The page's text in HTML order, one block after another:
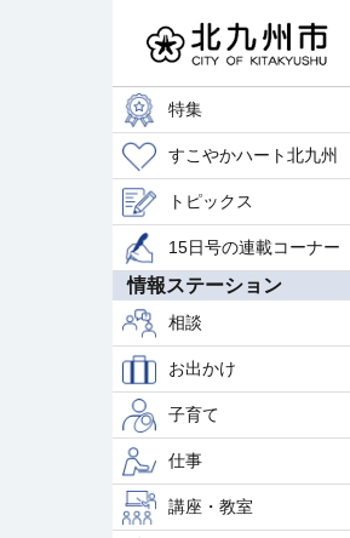
特集
すこやかハート北九州
トピックス
15日号の連載コーナー
情報ステーション
相談
お出かけ
子育て
仕事
講座・教室